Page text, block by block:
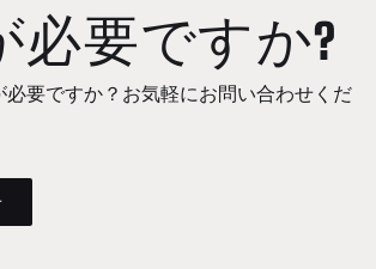
必要ですか?
必要ですか？お気軽にお問い合わせくだ